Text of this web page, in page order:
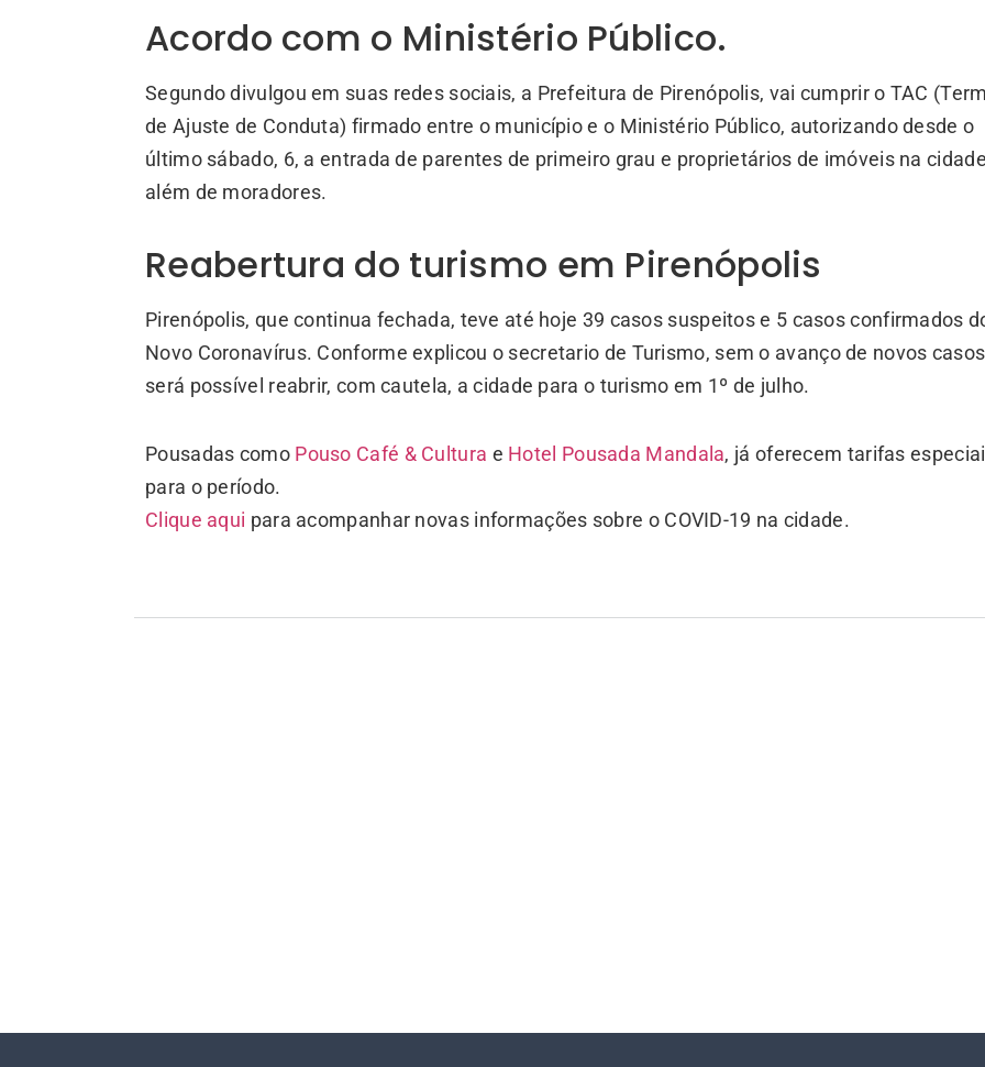
Acordo com o Ministério Público.
Segundo divulgou em suas redes sociais, a Prefeitura de Pirenópolis, vai cumprir o TAC
de Ajuste de Conduta) firmado entre o município e o Ministério Público, autorizando desde o
último sábado, 6, a entrada de parentes de primeiro grau e proprietários de imóveis na
além de moradores.
Reabertura do turismo em Pirenópolis
Pirenópolis, que continua fechada, teve até hoje 39 casos suspeitos e 5 casos confirmados
Novo Coronavírus. Conforme explicou o secretario de Turismo, sem o avanço de novos casos
será possível reabrir, com cautela, a cidade para o turismo em 1º de julho.
Pousadas como Pouso Café & Cultura e Hotel Pousada Mandala, já oferecem tarifas
para o período.
Clique aqui para acompanhar novas informações sobre o COVID-19 na cidade.